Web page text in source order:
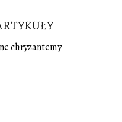
chryzantemy